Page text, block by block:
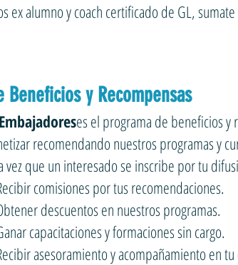
ex alumno y coach certificado de GL,
Beneficios y Recompensas
es el programa de beneficios y
recomendando nuestros programas y
vez que un interesado se inscribe por tu
comisiones por tus recomendaciones.
descuentos en nuestros programas.
capacitaciones y formaciones sin cargo.
asesoramiento y acompañamiento en